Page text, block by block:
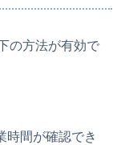
の方法が有効で
時間が確認でき